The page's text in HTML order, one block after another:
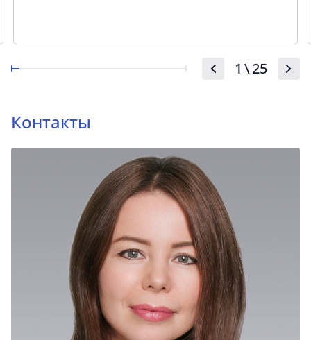
1 \25
Контакты